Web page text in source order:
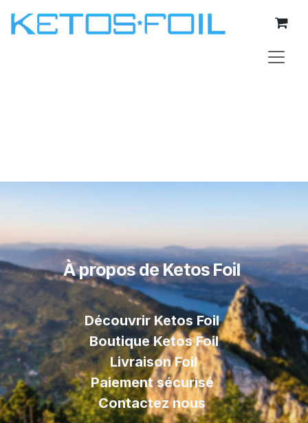
À propos de Ketos Foil
Découvrir Ketos Foil
Boutique Ketos Foil
LivraisonFoil
Paiement sécurisé
Contactez nous